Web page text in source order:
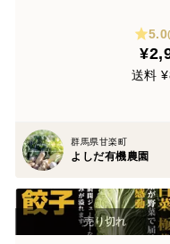
5.0
送料
群馬県甘楽町
よしだ有機農園